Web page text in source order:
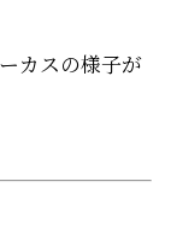
カスの様子が